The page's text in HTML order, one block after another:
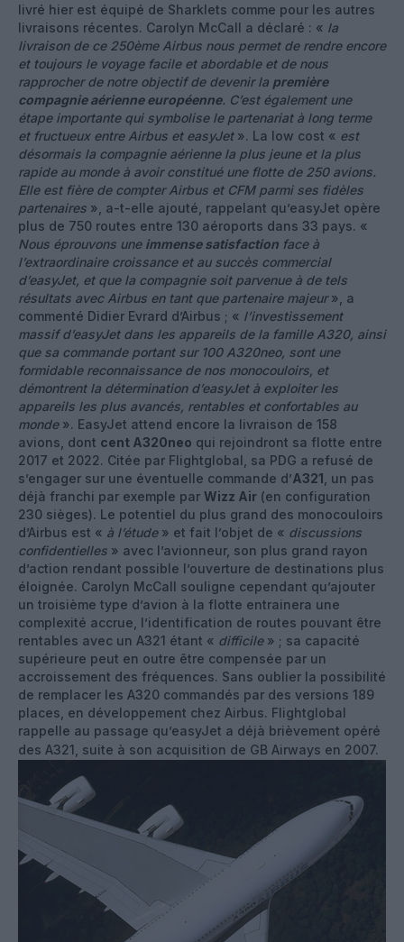
livré hier est équipé de Sharklets comme pour les autres
livraisons récentes. Carolyn McCall a déclaré : « la
livraison de ce 250ème Airbus nous permet de rendre encore
et toujours le voyage facile et abordable et de nous
rapprocher de notre objectif de devenir la première
compagnie aérienne européenne. C’est également une
étape importante qui symbolise le partenariat à long terme
et fructueux entre Airbus et easyJet». La low cost « est
désormais la compagnie aérienne la plus jeune et la plus
rapide au monde à avoir constitué une flotte de 250 avions.
Elle est fière de compter Airbus et CFM parmi ses fidèles
partenaires », a-t-elle ajouté, rappelant qu’easyJet opère
plus de 750 routes entre 130 aéroports dans 33 pays. «
Nous éprouvons une immense satisfaction face à
l’extraordinaire croissance et au succès commercial
d’easyJet, et que la compagnie soit parvenue à de tels
résultats avec Airbus en tant que partenaire majeur», a
commenté Didier Evrard d’Airbus ; « l’investissement
massif d’easyJet dans les appareils de la famille A320, ainsi
que sa commande portant sur 100 A320neo, sont une
formidable reconnaissance de nos monocouloirs, et
démontrent la détermination d’easyJet à exploiter les
appareils les plus avancés, rentables et confortables au
monde». EasyJet attend encore la livraison de 158
avions, dont cent A320neo qui rejoindront sa flotte entre
2017 et 2022. Citée par Flightglobal, sa PDG a refusé de
s’engager sur une éventuelle commande d’A321 , un pas
déjà franchi par exemple par Wizz Air (en configuration
230 sièges). Le potentiel du plus grand des monocouloirs
d’Airbus est « à l’étude» et fait l’objet de « discussions
confidentielles » avec l’avionneur, son plus grand rayon
d’action rendant possible l’ouverture de destinations plus
éloignée. Carolyn McCall souligne cependant qu’ajouter
un troisième type d’avion à la flotte entrainera une
complexité accrue, l’identification de routes pouvant être
rentables avec un A321 étant « difficile» ; sa capacité
supérieure peut en outre être compensée par un
accroissement des fréquences. Sans oublier la possibilité
de remplacer les A320 commandés par des versions 189
places, en développement chez Airbus. Flightglobal
rappelle au passage qu’easyJet a déjà brièvement opéré
des A321, suite à son acquisition de GB Airways en 2007.